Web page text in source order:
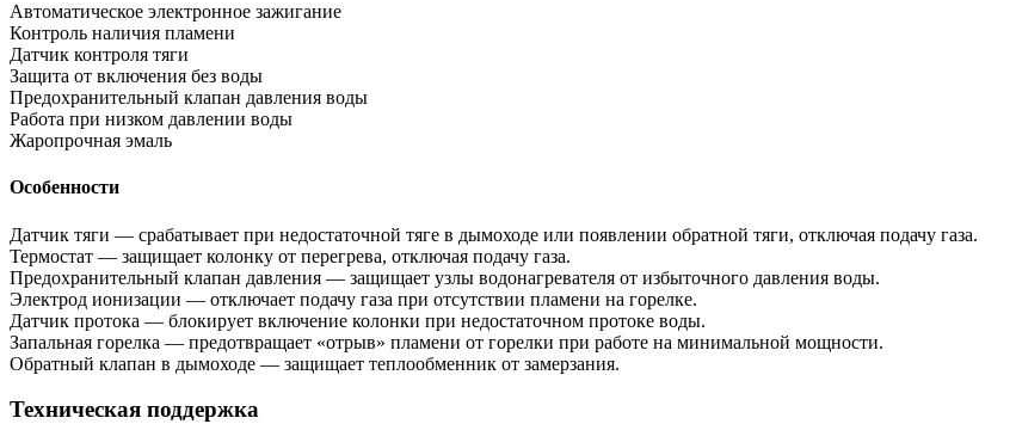
Автоматическое электронное зажигание
Контроль наличия пламени
Датчик контроля тяги
Защита от включения без воды
Предохранительный клапан давления воды
Работа при низком давлении воды
Жаропрочная эмаль
Особенности
Датчик тяги — срабатывает при недостаточной тяге в дымоходе или появлении обратной тяги, отключая подачу газа.
Термостат — защищает колонку от перегрева, отключая подачу газа.
Предохранительный клапан давления — защищает узлы водонагревателя от избыточного давления воды.
Электрод ионизации — отключает подачу газа при отсутствии пламени на горелке.
Датчик протока — блокирует включение колонки при недостаточном протоке воды.
Запальная горелка — предотвращает «отрыв» пламени от горелки при работе на минимальной мощности.
Обратный клапан в дымоходе — защищает теплообменник от замерзания.
Техническая поддержка